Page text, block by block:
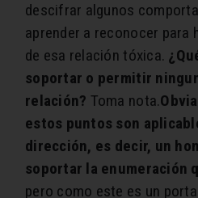
descifrar algunos
aprender a reconocer para
de esa relación tóxica.
soportar o permitir
relación? Toma nota.
estos puntos son
dirección, es decir, un
soportar la enumeración
pero como este es un